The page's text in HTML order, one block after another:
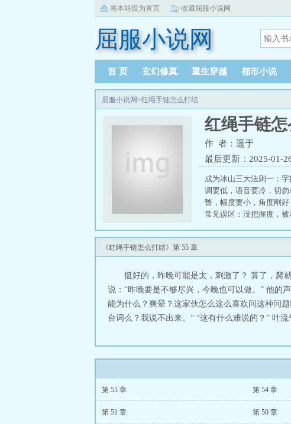
将本站设为首页 收藏屈服小说网
屈服小说网
首 页 玄幻修真 重生穿越 都市小说
屈服小说网>红绳手链怎么打结
红绳手链
作 者：遥于
最后更新：2025-01-
成为冰山三大法则一：
调要低，语音要冷，切
瞥，幅度要小，角度刚
常见误区：没把握度，
《红绳手链怎么打结》第 55 章
挺好的，昨晚可能是太，刺激了？ 算了，爬
说：“昨晚要是不够尽兴，今晚也可以做。” 他的
能为什么？爽晕？这家伙怎么这么喜欢问这种问
台词么？我说不出来。” “这有什么难说的？” 叶
第 55 章 第 54 章
第 51 章 第 50 章